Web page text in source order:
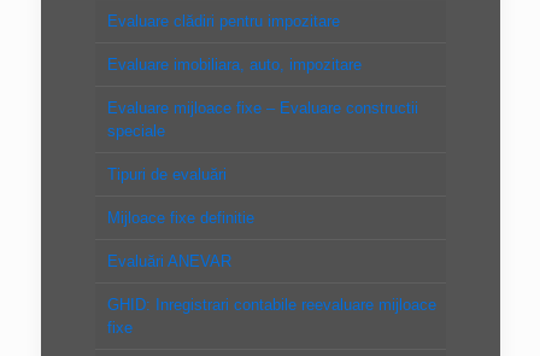
Evaluare clădiri pentru impozitare
Evaluare imobiliara, auto, impozitare
Evaluare mijloace fixe – Evaluare constructii
speciale
Tipuri de evaluări
Mijloace fixe definitie
Evaluări ANEVAR
GHID: Inregistrari contabile reevaluare mijloace
fixe